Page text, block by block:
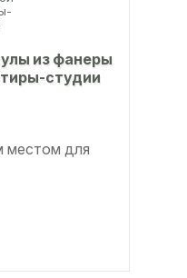
из фанеры
студии
местом для